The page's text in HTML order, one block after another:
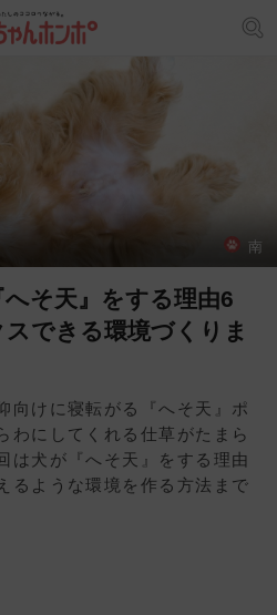
南
そ天』をする理由6
できる環境づくりま
向けに寝転がる『へそ天』ポ
わにしてくれる仕草がたまら
は犬が『へそ天』をする理由
るような環境を作る方法まで